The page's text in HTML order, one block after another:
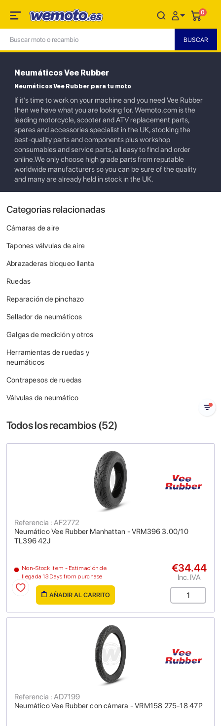
0
Neumáticos Vee Rubber
Neumáticos Vee Rubber para tu moto
If it’s time to work on your machine and you need Vee Rubber
then we have what you are looking for. Wemoto.com is the
leading motorcycle, scooter and ATV replacement parts,
spares and accessories specialist in the UK, stocking the
best-quality parts and components plus workshop
consumables and service parts, all easy to find and order
online.We only choose high grade parts from reputable
worldwide manufacturers so you can be sure of the quality
and many are already held in stock in the UK.
Categorias relacionadas
Cámaras de aire
Tapones válvulas de aire
Abrazaderas bloqueo llanta
Ruedas
Reparación de pinchazo
Sellador de neumáticos
Galgas de medición y otros
Herramientas de ruedas y
neumáticos
Contrapesos de ruedas
Válvulas de neumático
Todos los recambios (52)
Neumático Vee Rubber Manhattan - VRM396 3.00/10
TL396 42J
Referencia : AF2772
Non-Stock Item - Estimación de
llegada 13 Days from purchase
€34.44
Inc. IVA
AÑADIR AL CARRITO
Neumático Vee Rubber con cámara - VRM158 275-18 47P
Referencia : AD7199